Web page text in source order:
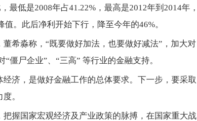
最低是2008年占41.22%，最高是2012年到2014年，
。此后净利开始下行，降至今年的46%。
希淼称，“既要做好加法，也要做好减法”，加大对
僵尸企业”、“三高” 等行业的金融支持。
济，是做好金融工作的总体要求。下一步，要采取
。
握国家宏观经济及产业政策的脉搏，在国家重大战